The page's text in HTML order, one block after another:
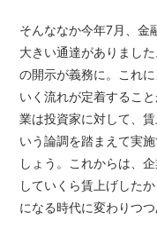
そんななか今年7月、金
大きい通達がありまし
の開示が義務に。これ
いく流れが定着するこ
業は投資家に対して、
いう論調を踏まえて実
しょう。これからは、
していくら賃上げした
になる時代に変わりつつ